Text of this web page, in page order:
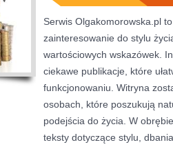
Serwis Olgakomorowska.pl
zainteresowanie do stylu
wartościowych wskazówek.
ciekawe publikacje, które
funkcjonowaniu. Witryna
osobach, które poszukują
podejścia do życia. W
teksty dotyczące stylu,